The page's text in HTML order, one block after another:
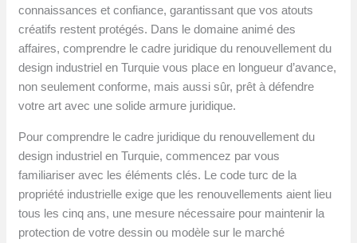
connaissances et confiance, garantissant que vos atouts
créatifs restent protégés. Dans le domaine animé des
affaires, comprendre le cadre juridique du renouvellement du
design industriel en Turquie vous place en longueur d’avance,
non seulement conforme, mais aussi sûr, prêt à défendre
votre art avec une solide armure juridique.
Pour comprendre le cadre juridique du renouvellement du
design industriel en Turquie, commencez par vous
familiariser avec les éléments clés. Le code turc de la
propriété industrielle exige que les renouvellements aient lieu
tous les cinq ans, une mesure nécessaire pour maintenir la
protection de votre dessin ou modèle sur le marché